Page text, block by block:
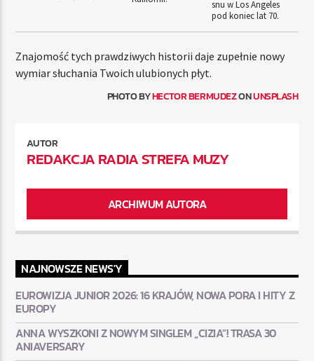
snu w Los Angeles
pod koniec lat 70.
Znajomość tych prawdziwych historii daje zupełnie nowy
wymiar słuchania Twoich ulubionych płyt.
PHOTO BYHECTOR BERMUDEZONUNSPLASH
AUTOR
REDAKCJA RADIA STREFA MUZY
ARCHIWUM AUTORA
NAJNOWSZE NEWS'Y
EUROWIZJA JUNIOR 2026: 16 KRAJÓW, NOWA PORA I HITY Z
EUROPY
ANNA WYSZKONI Z NOWYM SINGLEM „CIZIA”! TRASA 30
ANIAVERSARY